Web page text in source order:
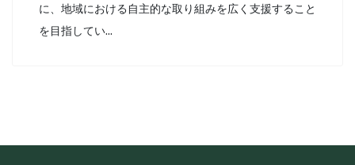
に、地域における自主的な取り組みを広く支援すること
を目指してい...